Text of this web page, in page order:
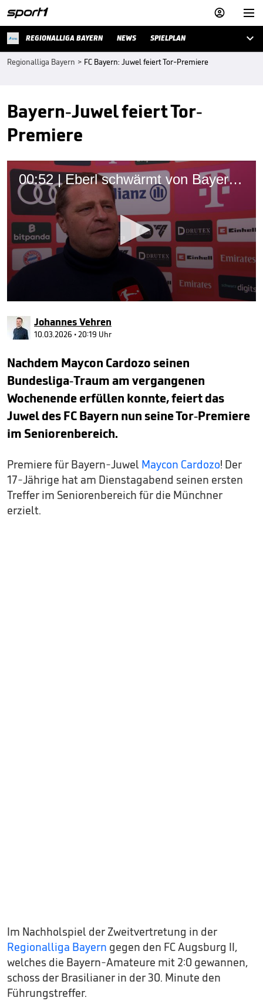


REGIONALLIGA BAYERN NEWS SPIELPLAN 
Regionalliga Bayern > FC Bayern: Juwel feiert Tor-Premiere
Bayern-Juwel feiert Tor-
Premiere
00:52 | Eberl schwärmt von Bayern-Juwel
seconds
52
seconds
Johannes Vehren
10.03.2026 • 20:19 Uhr
Nachdem Maycon Cardozo seinen
Bundesliga-Traum am vergangenen
Wochenende erfüllen konnte, feiert das
Juwel des FC Bayern nun seine Tor-Premiere
im Seniorenbereich.
Premiere für Bayern-Juwel Maycon Cardozo! Der
17-Jährige hat am Dienstagabend seinen ersten
Treffer im Seniorenbereich für die Münchner
erzielt.
Im Nachholspiel der Zweitvertretung in der
Regionalliga Bayern gegen den FC Augsburg II,
welches die Bayern-Amateure mit 2:0 gewannen,
schoss der Brasilianer in der 30. Minute den
Führungstreffer.